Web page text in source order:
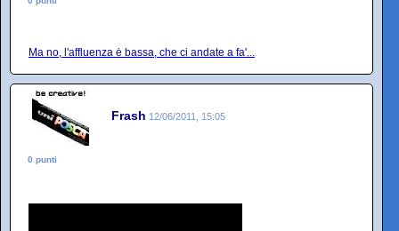
Ma no, l'affluenza ė bassa, che ci andate a fa'...
Frash 12/06/2011, 15:05
0 punti